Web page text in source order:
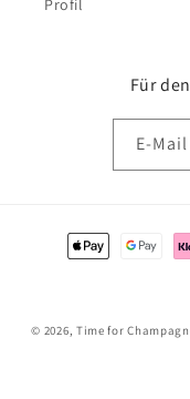
Profil
Für
E-Mail
Zahlungsmethoden
© 2026, Time for